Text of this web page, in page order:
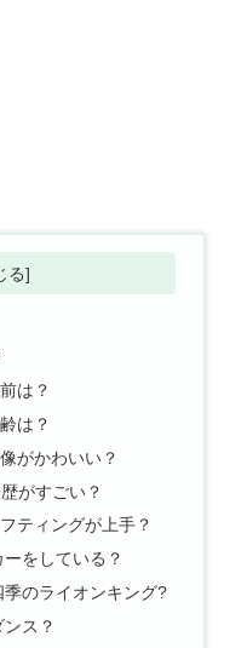
は？
は？
がかわいい？
がすごい？
ティングが上手？
をしている？
のライオンキング?
ス？